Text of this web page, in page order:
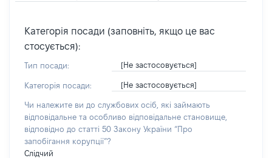
Категорія посади (заповніть, якщо це вас
стосується):
Тип посади: [Не застосовується]
Категорія посади: [Не застосовується]
Чи належите ви до службових осіб, які займають
відповідальне та особливо відповідальне становище,
відповідно до статті 50 Закону України “Про
запобігання корупції”?
Слідчий